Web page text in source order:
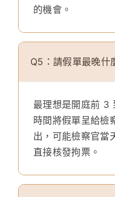
的機會。
Q5：請假單最晚什
最理想是開庭前 3
時間將假單呈給檢
出，可能檢察官當
直接核發拘票。